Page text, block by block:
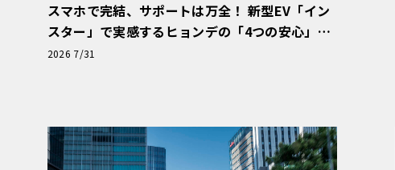
スマホで完結、サポートは万全！ 新型EV「イン
スター」で実感するヒョンデの「4つの安心」
【第1回・ヒョンデ6つの疑問：Why? Hyunda
2026 7/31